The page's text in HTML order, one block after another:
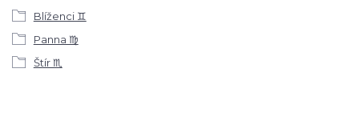
Blíženci ♊
Panna ♍
Štír ♏